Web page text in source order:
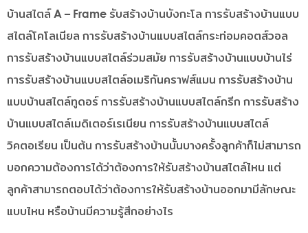
บ้านสไตล์ A – Frame รับสร้างบ้านบังกะโล การรับสร้างบ้านแบบ
สไตล์โคโลเนียล การรับสร้างบ้านแบบสไตล์กระท่อมคอตส์วอล
การรับสร้างบ้านแบบสไตล์ร่วมสมัย การรับสร้างบ้านแบบบ้านไร่
การรับสร้างบ้านแบบสไตล์อเมริกันคราฟส์แมน การรับสร้างบ้าน
แบบบ้านสไตล์ทูดอร์ การรับสร้างบ้านแบบสไตล์กรีก การรับสร้าง
บ้านแบบสไตล์เมดิเตอร์เรเนียน การรับสร้างบ้านแบบสไตล์
วิคตอเรียน เป็นต้น การรับสร้างบ้านนั้นบางครั้งลูกค้าก็ไม่สามารถ
บอกความต้องการได้ว่าต้องการให้รับสร้างบ้านสไตล์ไหน แต่
ลูกค้าสามารถตอบได้ว่าต้องการให้รับสร้างบ้านออกมามีลักษณะ
แบบไหน หรือบ้านมีความรู้สึกอย่างไร